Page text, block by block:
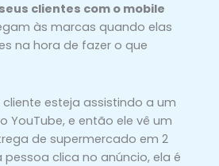
clientes com o mobile
às marcas quando elas
na hora de fazer o que
esteja assistindo a um
YouTube, e então ele vê um
de supermercado em 2
pessoa clica no anúncio, ela é